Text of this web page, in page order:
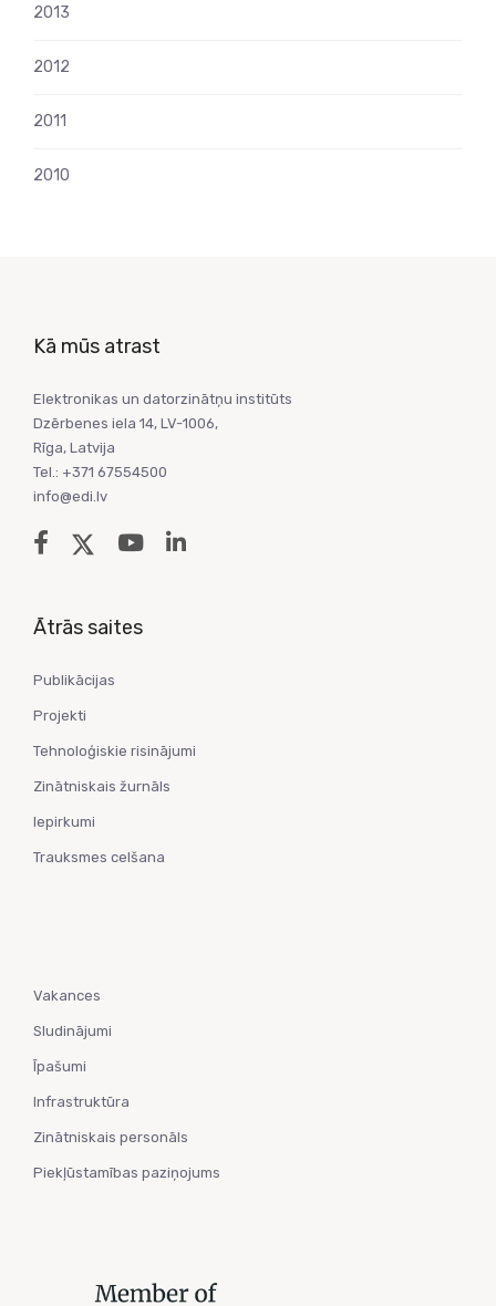
2013
2012
2011
2010
Kā mūs atrast
Elektronikas un datorzinātņu institūts
Dzērbenes iela 14, LV-1006,
Rīga, Latvija
Tel.: +371 67554500
info@edi.lv
Ātrās saites
Publikācijas
Projekti
Tehnoloģiskie risinājumi
Zinātniskais žurnāls
Iepirkumi
Trauksmes celšana
Vakances
Sludinājumi
Īpašumi
Infrastruktūra
Zinātniskais personāls
Piekļūstamības paziņojums